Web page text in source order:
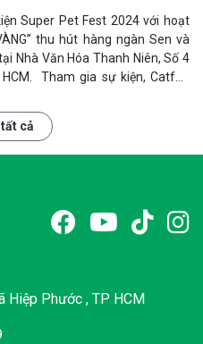
Super Pet Fest 2024 với hoạt
thu hút hàng ngàn Sen và
Nhà Văn Hóa Thanh Niên, Số 4
Catfee
1 vé tham gia cuộc thi đào vàng
tổng trị giá 1.000.000 VND!
cả
Hiệp Phước , TP HCM